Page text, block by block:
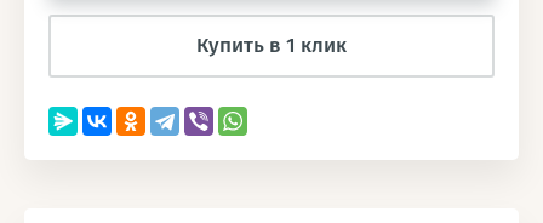
Купить в 1 клик